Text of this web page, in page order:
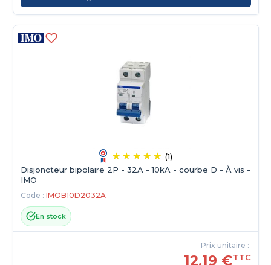
(1)
Disjoncteur bipolaire 2P - 32A - 10kA - courbe D - À vis -
IMO
Code : IMOB10D2032A
En stock
Prix unitaire :
12,19 €TTC